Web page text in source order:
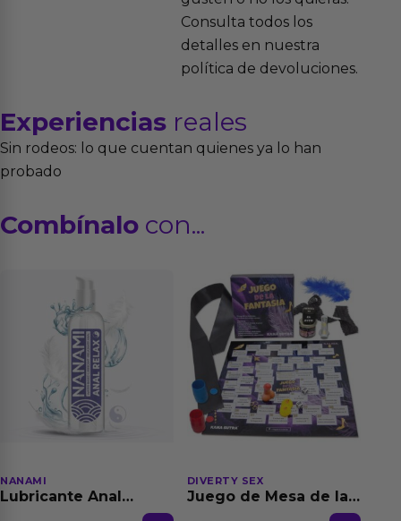
Consulta todos los
detalles en nuestra
política de devoluciones.
Experiencias reales
Sin rodeos: lo que cuentan quienes ya lo han
probado
Combínalo con...
NANAMI
Lubricante Anal
DIVERTY SEX
Juego de Mesa de las